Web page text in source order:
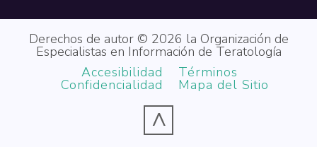
Derechos de autor © 2026 la Organización de
Especialistas en Información de Teratología
Accesibilidad
Términos
Confidencialidad Mapa del Sitio
^